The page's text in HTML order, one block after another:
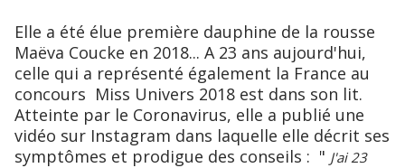
Elle a été élue première dauphine de la rousse
Maëva Coucke en 2018... A 23 ans aujourd'hui,
celle qui a représenté également la France au
concours Miss Univers 2018 est dans son lit.
Atteinte par le Coronavirus, elle a publié une
vidéo sur Instagram dans laquelle elle décrit ses
symptômes et prodigue des conseils : " J'ai 23